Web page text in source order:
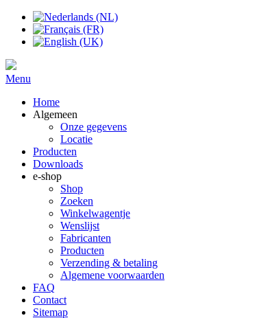
Menu
Home
Algemeen
Onze gegevens
Locatie
Producten
Downloads
e-shop
Shop
Zoeken
Winkelwagentje
Wenslijst
Fabricanten
Producten
Verzending & betaling
Algemene voorwaarden
FAQ
Contact
Sitemap